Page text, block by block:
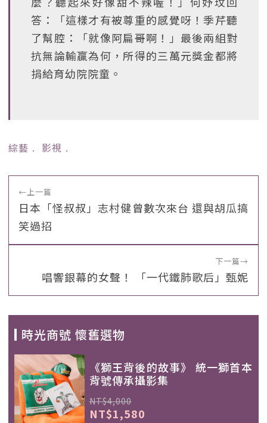
答：「這樣才有被尊重的感覺呀！季芹聽
了幫腔：「就像阿扁哥啊！」最後兩組對
抗無論輸贏為何，所得的三萬元獎金都將
捐給育幼院院童。
綜藝 ﹒ 影視 ﹒
←上一篇
日本「怪叔叔」志村健曾數次來台 還與胡瓜搞
笑過招
下一篇→
唱響銀幕的女聲！ 「一代鐵肺歌后」甄妮
時光商號 懷舊選物
《獅王背後的故事》 統一獅首本
背號傳承攝影集
NT$4,000
NT$1,580